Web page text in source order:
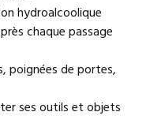
hydroalcoolique
chaque passage
poignées de portes,
ses outils et objets